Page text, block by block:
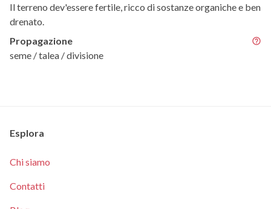
Il terreno dev'essere fertile, ricco di sostanze organiche e ben
drenato.
Propagazione
seme / talea / divisione
Esplora
Chi siamo
Contatti